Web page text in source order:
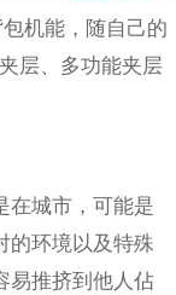
机能，随自己的
层、多功能夹层
在城市，可能是
的环境以及特殊
易推挤到他人佔